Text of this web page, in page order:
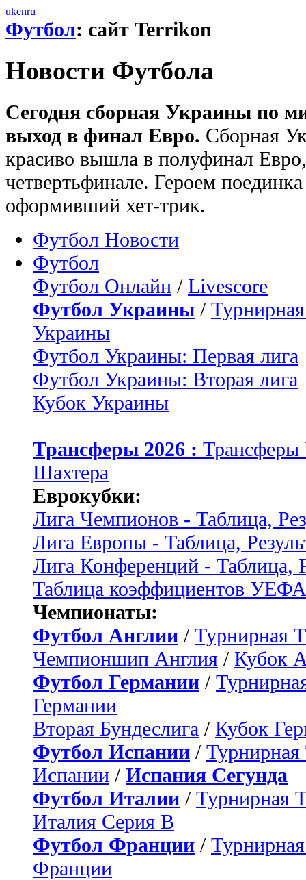
ukenru
Футбол: сайт Terrikon
Новости Футбола
Сегодня сборная Украины по
выход в финал Евро. Сборная
красиво вышла в полуфинал
четвертьфинале. Героем
оформивший хет-трик.
Футбол Новости
Футбол
Футбол Онлайн / Livescore
Футбол Украины /
Украины
Футбол Украины: Первая лига
Футбол Украины: Вторая лига
Кубок Украины
Трансферы 2026 :
Шахтера
Еврокубки:
Лига Чемпионов - Таблица,
Лига Европы - Таблица,
Лига Конференций - Таблица,
Таблица коэффициентов УЕФА
Чемпионаты:
Футбол Англии / Турнирная
Чемпионшип Англия / Кубок
Футбол Германии /
Германии
Вторая Бундеслига / Кубок
Футбол Испании / Турнирная
Испании / Испания Сегунда
Футбол Италии / Турнирная
Италия Серия B
Футбол Франции /
Франции